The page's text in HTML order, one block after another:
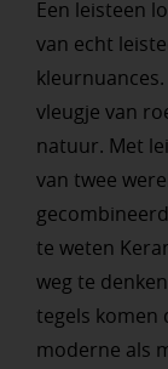
Een leisteen
van echt
vleugje van
natuur. Met
van twee
te weten
weg te
tegels komen
moderne als